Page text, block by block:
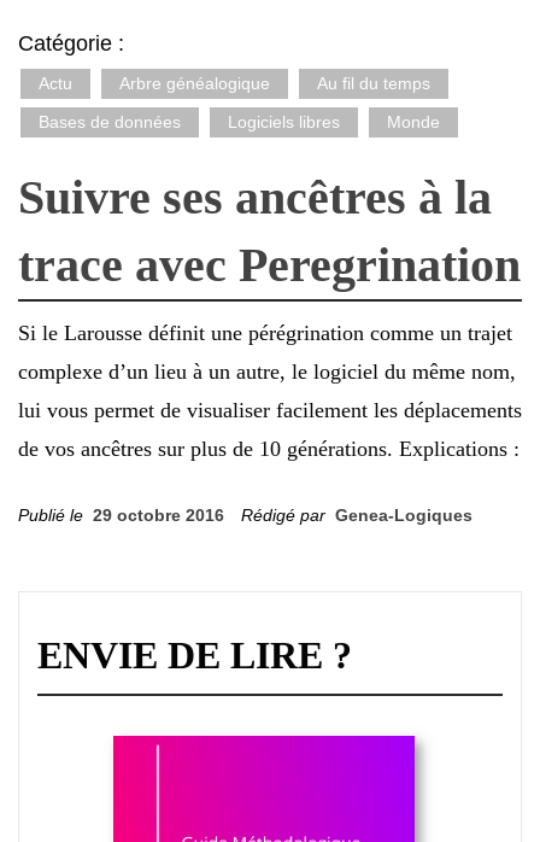
Catégorie :
Actu Arbre généalogique
Au fil du temps
Bases de données
Logiciels libres Monde
Suivre ses ancêtres à la
trace avec Peregrination
Si le Larousse définit une pérégrination comme un trajet
complexe d’un lieu à un autre, le logiciel du même nom,
lui vous permet de visualiser facilement les déplacements
de vos ancêtres sur plus de 10 générations. Explications :
Publié le 29 octobre 2016 Rédigé par Genea-Logiques
ENVIE DE LIRE ?